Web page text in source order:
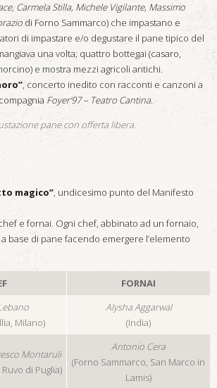
Carmela Stilla, Michele Vigilante, Massimo
di Forno Sammarco) che impastano e
di impastare e/o degustare il pane tipico del
una volta; quattro bottegai (casaro,
e mostra mezzi agricoli antichi.
, concerto inedito con racconti e canzoni a
Foyer‘97 – Teatro Cantina.
pane con offerta libera.
magico”, undicesimo punto del Manifesto
e fornai. Ogni chef, abbinato ad un fornaio,
base di pane facendo emergere l’elemento
FORNAI
Milano)
Alysha Aggarwal
(India)
Montaruli
di Puglia)
Antonio Cera
(Forno Sammarco, San Marco in
Lamis)